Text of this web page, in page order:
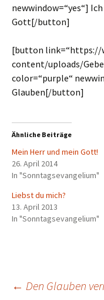
newwindow=“yes“]
Gott[/button]
[button link=“https://
content/uploads/
color=“purple“
Glauben[/button]
Ähnliche Beiträge
Mein Herr und mein Gott!
26. April 2014
In "Sonntagsevangelium"
Liebst du mich?
13. April 2013
In "Sonntagsevangelium"
← Den Glauben